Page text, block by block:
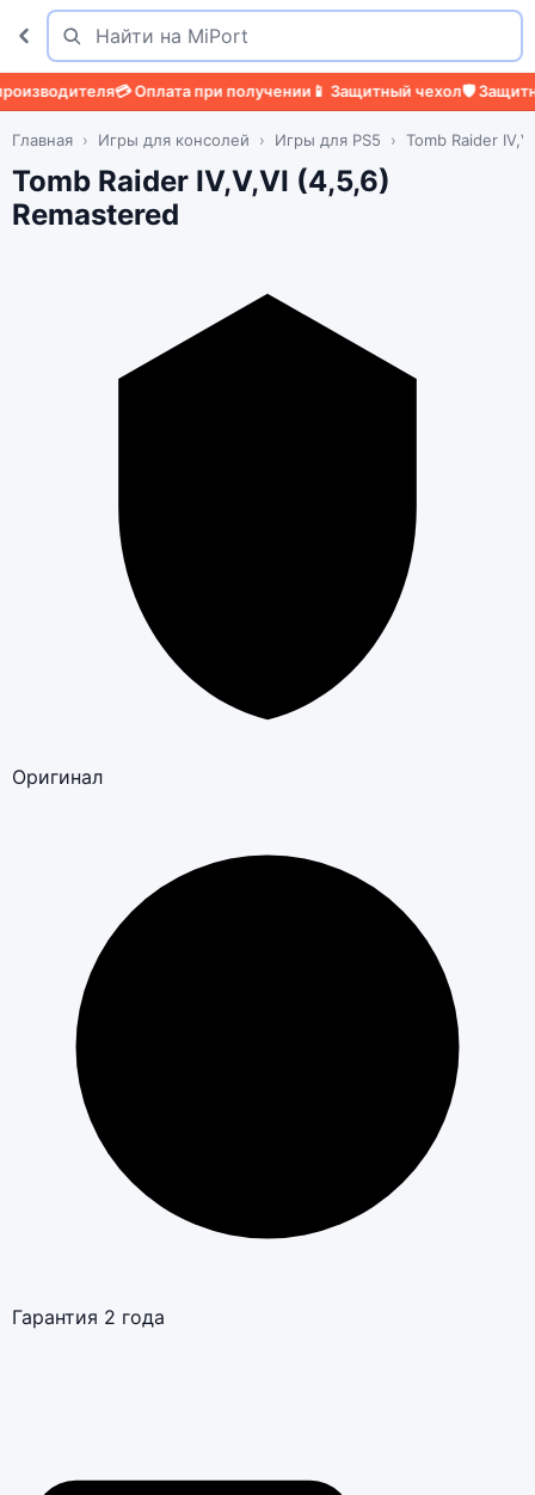
Поиск
Найти
💳 Оплата при получении📱 Защитный чехол🛡️ Защитное
Главная Игры для консолей Игры для PS5 Tomb Raider
Tomb Raider IV,V,VI (4,5,6)
Remastered
Оригинал
Гарантия 2 года